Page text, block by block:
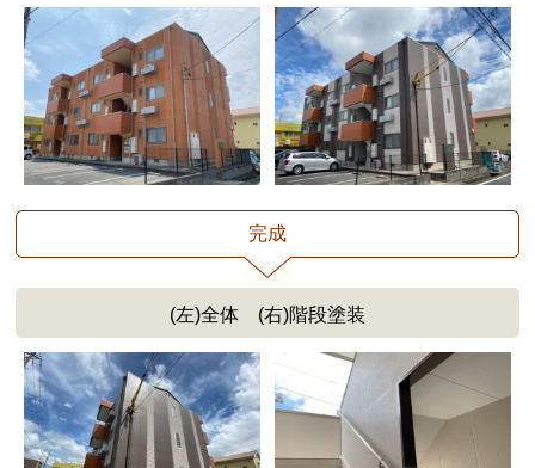
完成
(左)全体 (右)階段塗装